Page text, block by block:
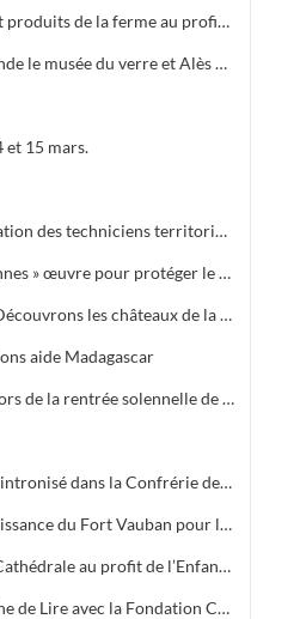
16ème expo vente des animaux et produits de la ferme au profit des orphelins des sapeurs-pompiers aux halles de Bruèges
Art Alès une réussite qui commande le musée du verre et Alès capitale des Cévennes, départ du chemin des verriers.
et 15 mars.
21è Congrès régional de l’Association des techniciens territoriaux.
L’Association « les amis des Cévennes » œuvre pour protéger le patrimoine cévenol.
105e Congrès du Club Cévenol. Découvrons les châteaux de la Vaunage
aide Madagascar
Conférence de Daniel TRAVIER lors de la rentrée solennelle de l'Académie Cévenole
Le sous-préfet Stéphane GUYON intronisé dans la Confrérie des Mange Tripes
Animations de l'association Renaissance du Fort Vauban pour le Téléthon
Concert d’Alain Mammoser à la Cathédrale au profit de l’Enfance Inadaptée.
Partenariat de l'Association Graine de Lire avec la Fondation Crédit Mutuel